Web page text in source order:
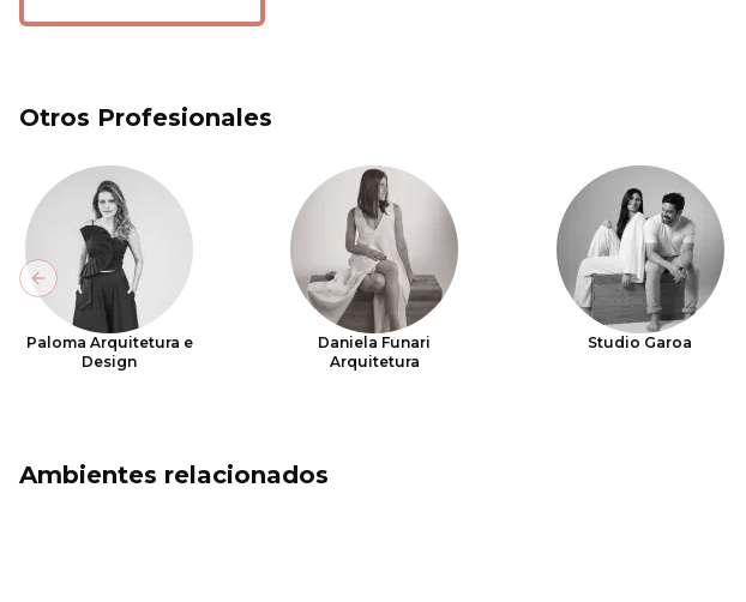
Otros Profesionales
Paloma Arquitetura e
Design
Daniela Funari
Arquitetura
Studio Garoa
Previous slide
Ambientes relacionados